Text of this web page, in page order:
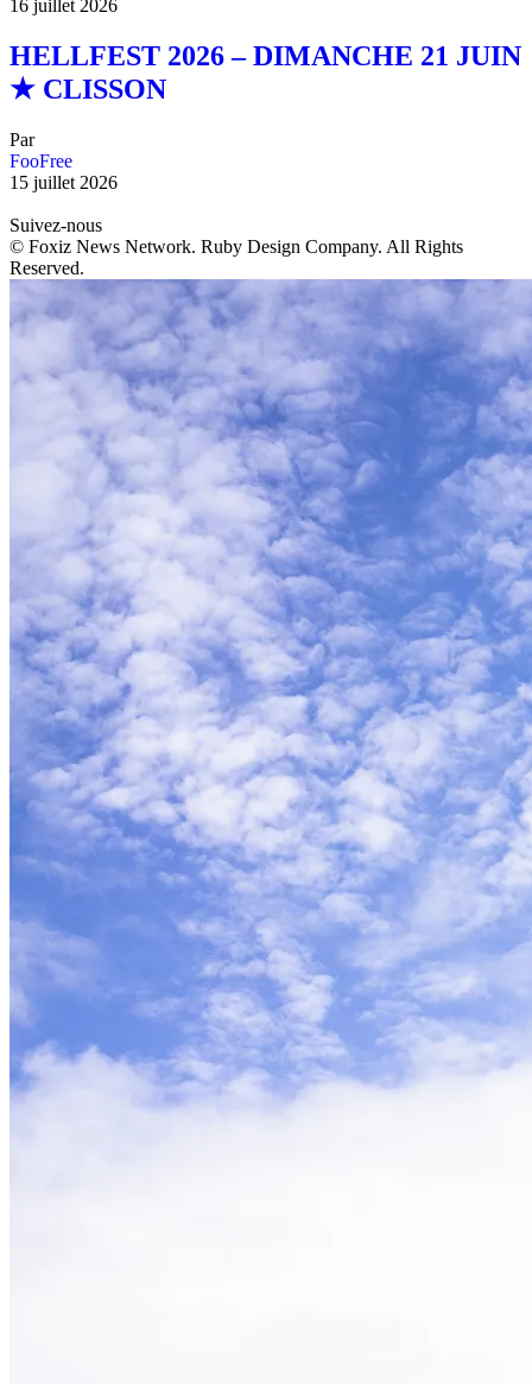
16 juillet 2026
HELLFEST 2026 – DIMANCHE 21 JUIN
★ CLISSON
Par
FooFree
15 juillet 2026
Suivez-nous
© Foxiz News Network. Ruby Design Company. All Rights
Reserved.